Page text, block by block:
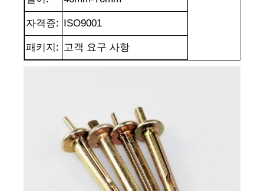
자격증: ISO9001
패키지: 고객 요구 사항